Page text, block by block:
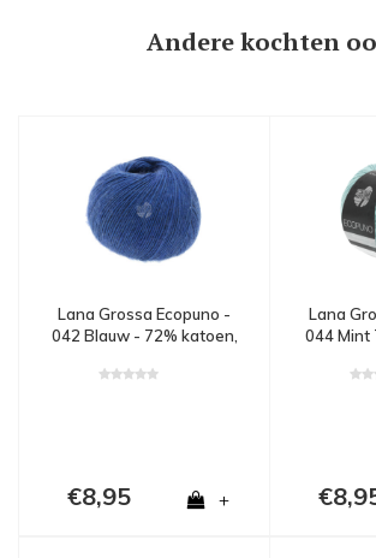
Andere kochten
Lana Grossa Ecopuno -
042 Blauw - 72% katoen,
alpaca - Blauw
€8,95 +
Lana
044 Mint
en 11%